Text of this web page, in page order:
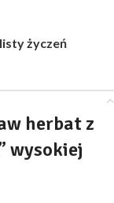
życzeń
herbat z
wysokiej